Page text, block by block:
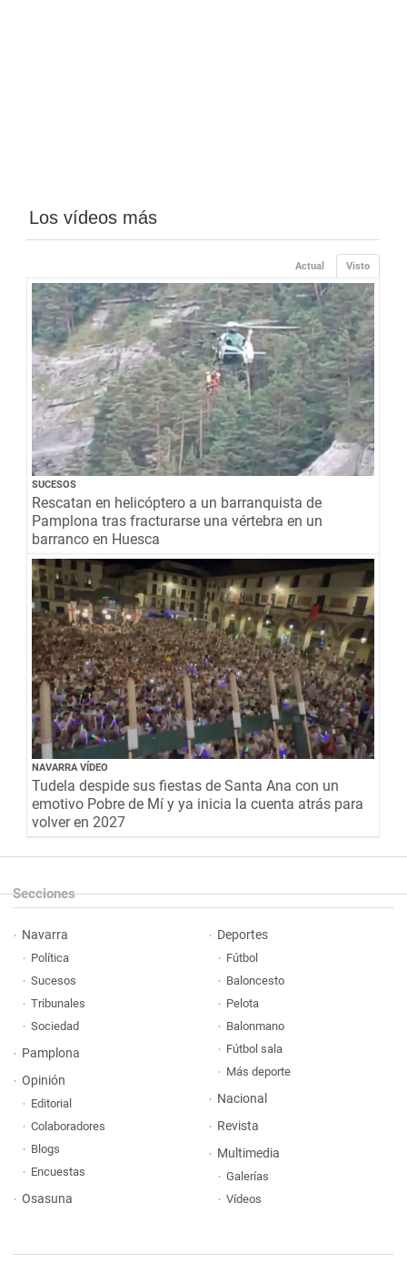
Los vídeos más
Visto
Actual
SUCESOS
Rescatan en helicóptero a un barranquista de
Pamplona tras fracturarse una vértebra en un
barranco en Huesca
NAVARRA VÍDEO
Tudela despide sus fiestas de Santa Ana con un
emotivo Pobre de Mí y ya inicia la cuenta atrás para
volver en 2027
Secciones
Navarra
Política
Sucesos
Tribunales
Sociedad
Pamplona
Opinión
Editorial
Colaboradores
Blogs
Encuestas
Osasuna
Deportes
Fútbol
Baloncesto
Pelota
Balonmano
Fútbol sala
Más deporte
Nacional
Revista
Multimedia
Galerías
Vídeos